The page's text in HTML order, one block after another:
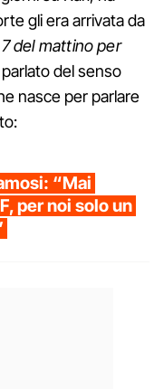
gli era arrivata da
del mattino per
parlato del senso
nasce per parlare
“Mai
per noi solo un